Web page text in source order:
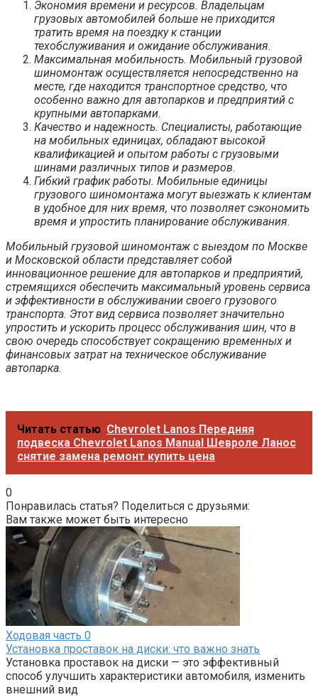
Экономия времени и ресурсов. Владельцам
грузовых автомобилей больше не приходится
тратить время на поездку к станции
техобслуживания и ожидание обслуживания.
Максимальная мобильность. Мобильный грузовой
шиномонтаж осуществляется непосредственно на
месте, где находится транспортное средство, что
особенно важно для автопарков и предприятий с
крупными автопарками.
Качество и надежность. Специалисты, работающие
на мобильных единицах, обладают высокой
квалификацией и опытом работы с грузовыми
шинами различных типов и размеров.
Гибкий график работы. Мобильные единицы
грузового шиномонтажа могут выезжать к клиентам
в удобное для них время, что позволяет сэкономить
время и упростить планирование обслуживания.
Мобильный грузовой шиномонтаж с выездом по Москве
и Московской области представляет собой
инновационное решение для автопарков и предприятий,
стремящихся обеспечить максимальный уровень сервиса
и эффективности в обслуживании своего грузового
транспорта. Этот вид сервиса позволяет значительно
упростить и ускорить процесс обслуживания шин, что в
свою очередь способствует сокращению временных и
финансовых затрат на техническое обслуживание
автопарка.
Читать статью Chevrolet Lanos Передняя
подвеска Chevrolet Lanos Manual Шевроле Ланос
снятие замена ремонт купить цена
0
Понравилась статья? Поделиться с друзьями:
Вам также может быть интересно
Ходовая часть 0
Установка проставок на диски: что важно знать
Установка проставок на диски — это эффективный
способ улучшить характеристики автомобиля, изменить
внешний вид